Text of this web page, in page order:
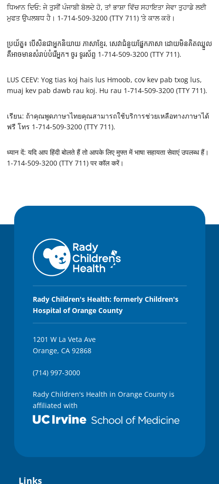
ਧਿਆਨ ਦਿਓ: ਜੇ ਤੁਸੀਂ ਪੰਜਾਬੀ ਬੋਲਦੇ ਹੋ, ਤਾਂ ਭਾਸ਼ਾ ਵਿੱਚ ਸਹਾਇਤਾ ਸੇਵਾ ਤੁਹਾਡੇ ਲਈ
ਮੁਫਤ ਉਪਲਬਧ ਹੈ। 1-714-509-3200 (TTY 711) ‘ਤੇ ਕਾਲ ਕਰੋ।
ប្រយ័ត្ន៖ បើសិនជាអ្នកនិយាយ ភាសាខ្មែរ, សេវាជំនួយផ្នែកភាសា ដោយមិនគិតឈ្នួល
គឺអាចមានសំរាប់បំរើអ្នក។ ចូរ ទូរស័ព្ទ 1-714-509-3200 (TTY 711).
LUS CEEV: Yog tias koj hais lus Hmoob, cov kev pab txog lus,
muaj kev pab dawb rau koj. Hu rau 1-714-509-3200 (TTY 711).
เรียน: ถ้าคุณพูดภาษาไทยคุณสามารถใช้บริการช่วยเหลือทางภาษาได้
ฟรี โทร 1-714-509-3200 (TTY 711).
ध्यान दें: यदि आप हिंदी बोलते हैं तो आपके लिए मुफ्त में भाषा सहायता सेवाएं उपलब्ध हैं।
1-714-509-3200 (TTY 711) पर कॉल करें।
Rady Children's Health: formerly Children's
Hospital of Orange County
1201 W La Veta Ave
Orange, CA 92868
(714) 997-3000
Rady Children's Health in Orange County is
affiliated with
Links